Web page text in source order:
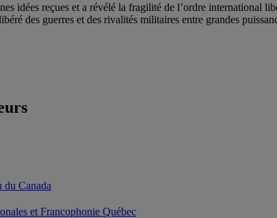
idées reçues et a révélé la fragilité de l’ordre international
des guerres et des rivalités militaires entre grandes